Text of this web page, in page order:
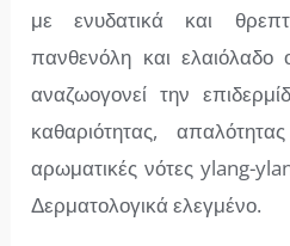
με ενυδατικά και
πανθενόλη και ελαιόλαδο
αναζωογονεί την
καθαριότητας,
αρωματικές νότες ylang-
Δερματολογικά ελεγμένο.